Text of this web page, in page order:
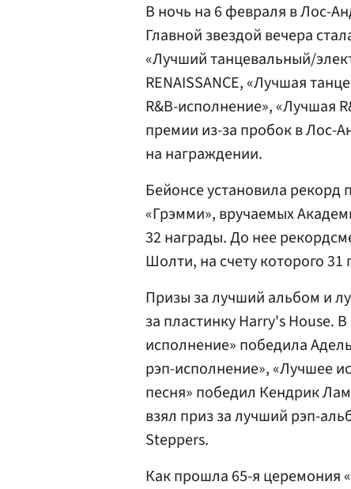
В ночь на 6 февраля в Лос-
Главной звездой вечера
«Лучший танцевальный/
RENAISSANCE, «Лучшая
R&B-исполнение», «Лучшая
премии из-за пробок в Лос-
на награждении.
Бейонсе установила рекорд
«Грэмми», вручаемых
32 награды. До нее
Шолти, на счету которого 31
Призы за лучший альбом и
за пластинку Harry's House.
исполнение» победила
рэп-исполнение», «Лучшее
песня» победил Кендрик
взял приз за лучший рэп-
Steppers.
Как прошла 65-я церемония